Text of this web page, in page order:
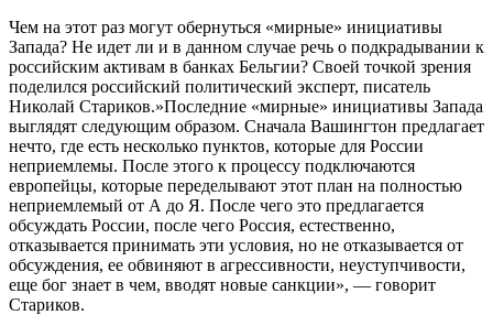
Чем на этот раз могут обернуться «мирные» инициативы
Запада? Не идет ли и в данном случае речь о подкрадывании к
российским активам в банках Бельгии? Своей точкой зрения
поделился российский политический эксперт, писатель
Николай Стариков.»Последние «мирные» инициативы Запада
выглядят следующим образом. Сначала Вашингтон предлагает
нечто, где есть несколько пунктов, которые для России
неприемлемы. После этого к процессу подключаются
европейцы, которые переделывают этот план на полностью
неприемлемый от А до Я. После чего это предлагается
обсуждать России, после чего Россия, естественно,
отказывается принимать эти условия, но не отказывается от
обсуждения, ее обвиняют в агрессивности, неуступчивости,
еще бог знает в чем, вводят новые санкции», ― говорит
Стариков.